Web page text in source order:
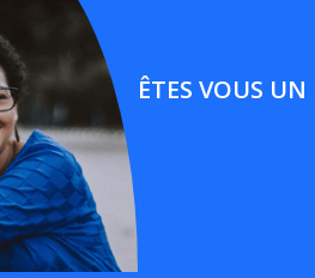
ÊTES VOUS UN